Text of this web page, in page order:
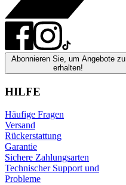
Abonnieren Sie, um Angebote zu
erhalten!
HILFE
Häufige Fragen
Versand
Rückerstattung
Garantie
Sichere Zahlungsarten
Technischer Support und
Probleme